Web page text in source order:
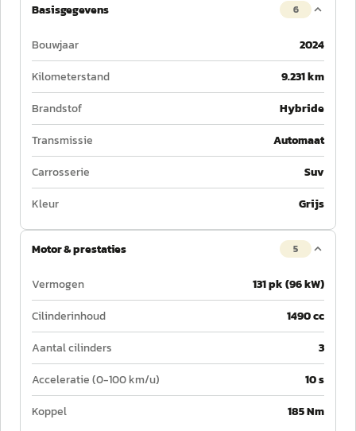
Basisgegevens 6
Bouwjaar
2024
Kilometerstand
9.231 km
Brandstof
Hybride
Transmissie
Automaat
Carrosserie
Suv
Kleur
Grijs
Motor & prestaties 5
Vermogen
131 pk (96 kW)
Cilinderinhoud
1490 cc
Aantal cilinders
3
Acceleratie (0-100 km/u)
10 s
Koppel
185 Nm